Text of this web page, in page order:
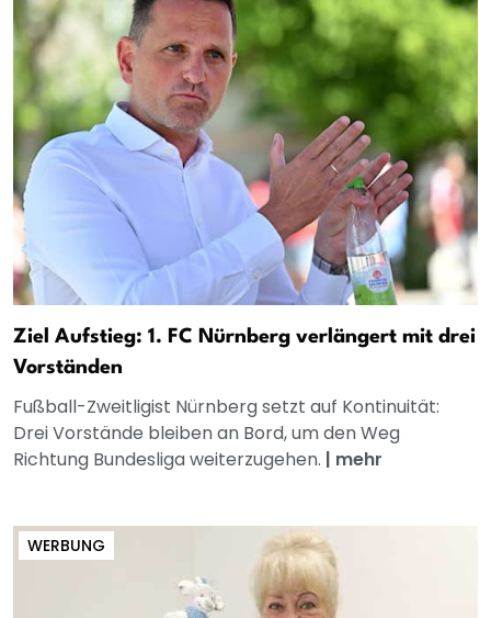
Ziel Aufstieg: 1. FC Nürnberg verlängert mit drei
Vorständen
Fußball-Zweitligist Nürnberg setzt auf Kontinuität:
Drei Vorstände bleiben an Bord, um den Weg
Richtung Bundesliga weiterzugehen. | mehr
WERBUNG